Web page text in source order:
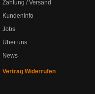
Zahlung / Versand
Kundeninfo
Jobs
Über uns
News
Vertrag Widerrufen